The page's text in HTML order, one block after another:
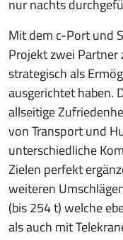
nur nachts
Mit dem c-Port und
Projekt zwei Partner
strategisch als
ausgerichtet haben.
allseitige
von Transport und
unterschiedliche
Zielen perfekt
weiteren
(bis 254 t) welche
als auch mit